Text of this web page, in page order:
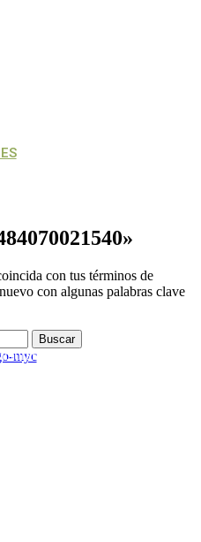
»
con tus términos de
con algunas palabras clave
y potencializar proyectos